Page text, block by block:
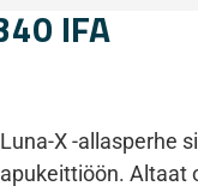
IFA
X -allasperhe
Altaat